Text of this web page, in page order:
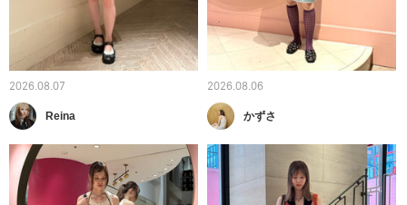
2026.08.07
Reina
2026.08.06
かずさ